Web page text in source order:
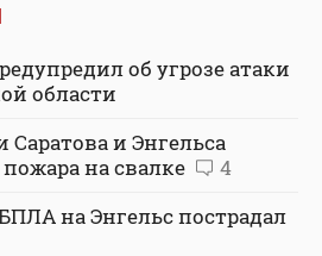
об угрозе атаки
области
и Энгельса
на свалке
4
на Энгельс пострадал